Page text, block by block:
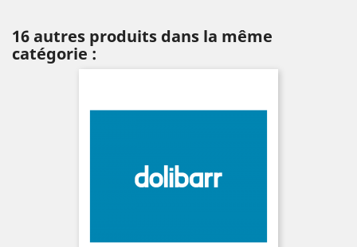
16 autres produits dans la même
catégorie :